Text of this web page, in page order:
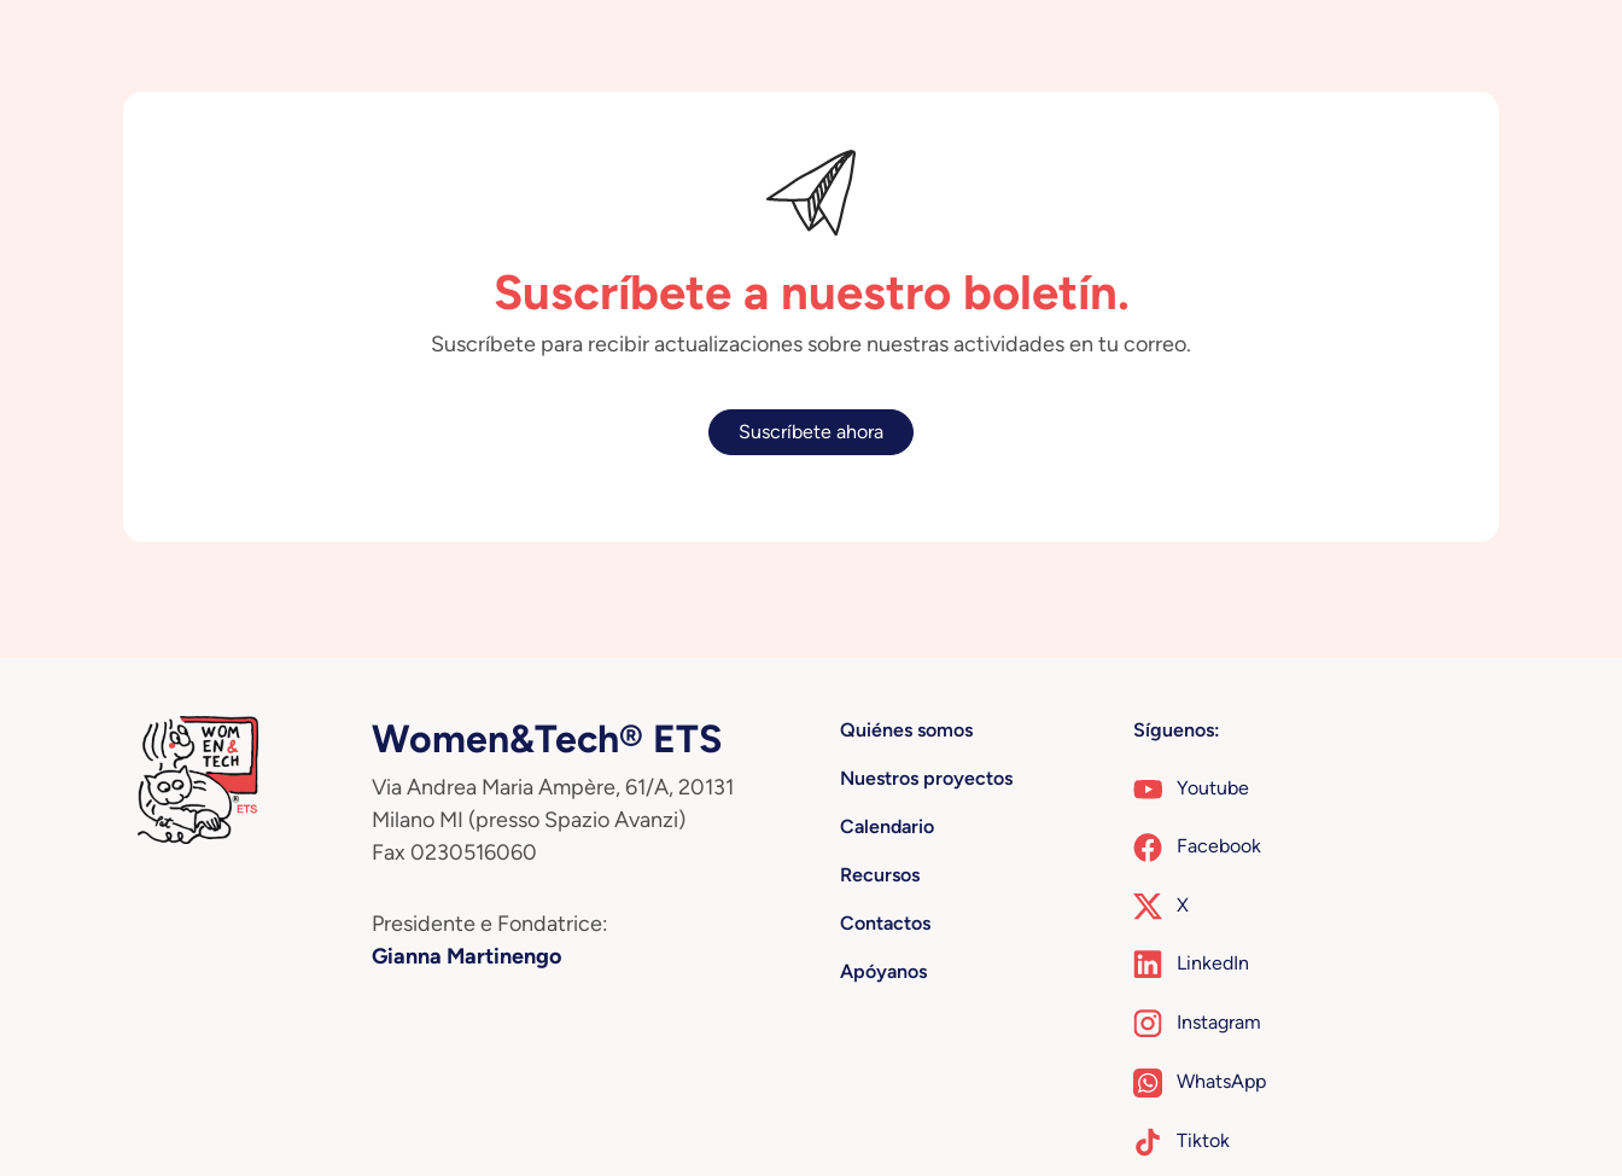
Suscríbete a nuestro boletín.
Suscríbete para recibir actualizaciones sobre nuestras actividades en tu correo.
Suscríbete ahora
Women&Tech® ETS
Via Andrea Maria Ampère, 61/A, 20131
Milano MI (presso Spazio Avanzi)
Fax 0230516060
Presidente e Fondatrice:
Gianna Martinengo
Quiénes somos
Nuestros proyectos
Calendario
Recursos
Contactos
Apóyanos
Síguenos:
Youtube
Facebook
X
LinkedIn
Instagram
WhatsApp
Tiktok